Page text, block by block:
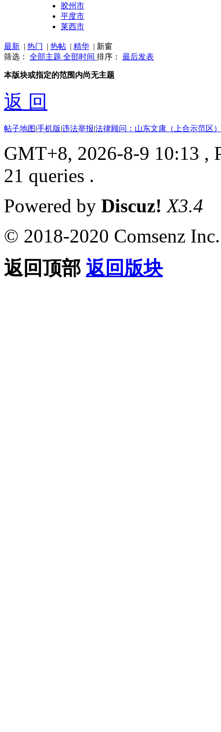
胶州市
平度市
莱西市
最新 | 热门 | 热帖 | 精华 | 新窗
筛选： 全部主题 全部时间 排序： 最后发表
本版块或指定的范围内尚无主题
返 回
帖子地图|手机版|违法举报|法律顾问：山东文康（上合示范区
GMT+8, 2026-8-9 10:13 ,
21 queries .
Powered by Discuz! X3.4
© 2018-2020 Comsenz Inc.
返回顶部 返回版块